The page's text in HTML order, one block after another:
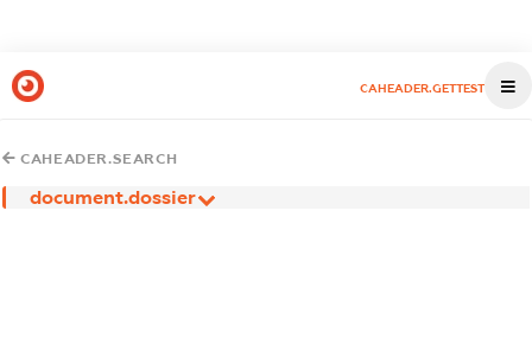
CAHEADER.GETTEST
CAHEADER.SEARCH
document.dossier